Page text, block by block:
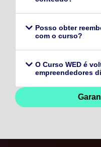
Posso obter
com o curso?
O Curso WED é
empreendedores